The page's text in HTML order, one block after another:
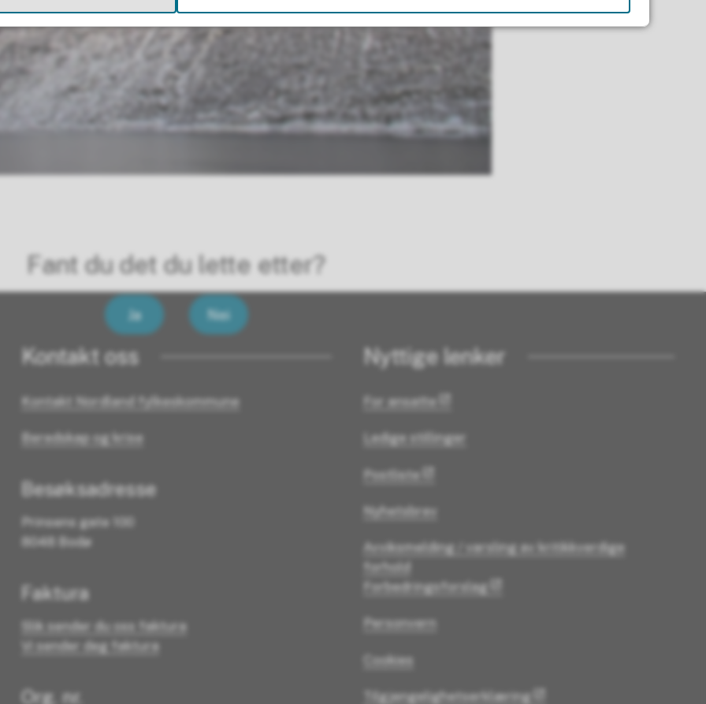
Fant du det du lette etter?
Ja Nei
Kontakt oss
Kontakt Nordland fylkeskommune
Beredskap og krise
Besøksadresse
Prinsens gate 100
8048 Bodø
Faktura
Slik sender du oss faktura
Vi sender deg faktura
Org. nr.
Nyttige lenker
For ansatte
Ledige stillinger
Postliste
Nyhetsbrev
Avviksmelding / varsling av kritikkverdige
forhold
Forbedringsforslag
Personvern
Cookies
Tilgjengelighetserklæring